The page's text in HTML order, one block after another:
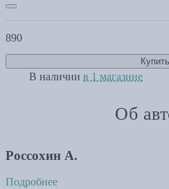
890
Купить
В наличии в 1 магазине
Об
Россохин А.
Подробнее